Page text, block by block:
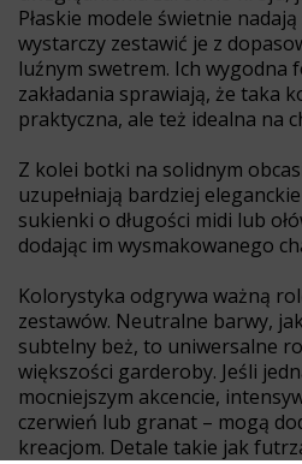
Płaskie modele świetnie
wystarczy zestawić je z
luźnym swetrem. Ich wygodna
zakładania sprawiają, że taka
praktyczna, ale też idealna na
Z kolei botki na solidnym
uzupełniają bardziej
sukienki o długości midi lub
dodając im wysmakowanego
Kolorystyka odgrywa ważną
zestawów. Neutralne barwy,
subtelny beż, to uniwersalne
większości garderoby. Jeśli
mocniejszym akcencie,
czerwień lub granat – mogą
kreacjom. Detale takie jak